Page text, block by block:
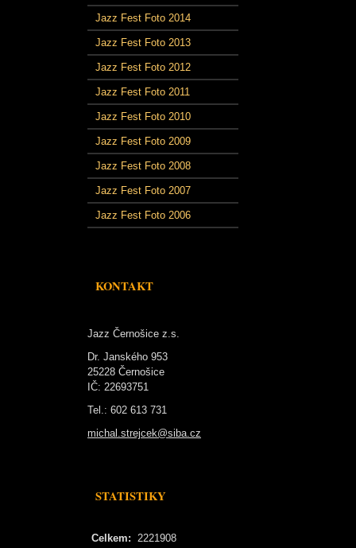
Jazz Fest Foto 2014
Jazz Fest Foto 2013
Jazz Fest Foto 2012
Jazz Fest Foto 2011
Jazz Fest Foto 2010
Jazz Fest Foto 2009
Jazz Fest Foto 2008
Jazz Fest Foto 2007
Jazz Fest Foto 2006
KONTAKT
Jazz Černošice z.s.
Dr. Janského 953
25228 Černošice
IČ: 22693751
Tel.: 602 613 731
michal.strejcek@siba.cz
STATISTIKY
Celkem: 2221908